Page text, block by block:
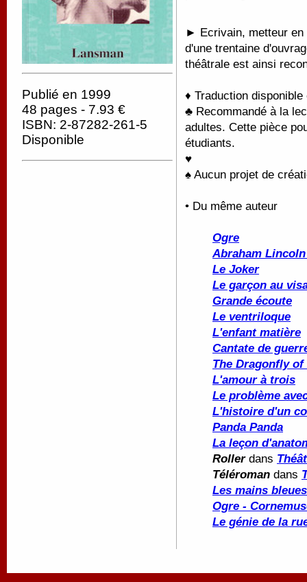
Publié en 1999
48 pages - 7.93 €
ISBN: 2-87282-261-5
Disponible
► Ecrivain, metteur en
d'une trentaine
théâtrale est ainsi
♦ Traduction
♣ Recommandé à la
adultes. Cette pièce
étudiants.
♥
♠ Aucun projet de
• Du même auteur
Ogre
Abraham
Le Joker
Le garçon au
Grande écoute
Le ventriloque
L'enfant matière
Cantate de
The Dragonfly
L'amour à trois
Le problème
L'histoire d'un
Panda Panda
La leçon
Rollerdans
Téléroman dans
Les mains bleues
Ogre -
Le génie de la